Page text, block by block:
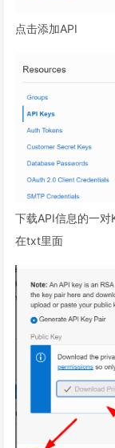
点击添加API
下载API信息的一
在txt里面